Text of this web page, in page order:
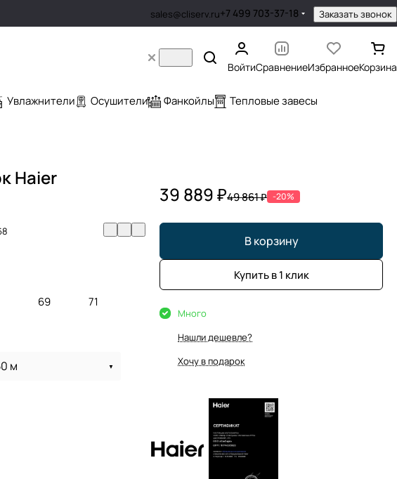
sales@cliserv.ru+7 499 703-37-18 Заказать звонок
ВойтиСравнениеИзбранноеКорзина
Увлажнители Осушители Фанкойлы Тепловые завесы
Haier
69 71
м
39 889 ₽49 861 ₽ -20%
В корзину
Купить в 1 клик
Много
Нашли дешевле?
Хочу в подарок